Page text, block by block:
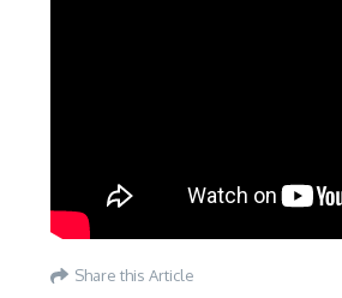
Share this Article